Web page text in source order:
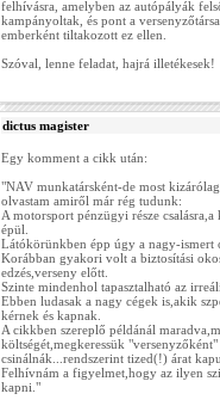
felhívásra, amelyben az autópályák
kampányoltak, és pont a
emberként tiltakozott ez ellen.
Szóval, lenne feladat, hajrá illetékesek!
dictus magister
Egy komment a cikk után:
"NAV munkatársként-de most
olvastam amiről már rég tudunk:
A motorsport pénzügyi része csalásra,a
épül.
Látókörünkben épp úgy a nagy-ismert
Korábban gyakori volt a biztosítási
edzés,verseny előtt.
Szinte mindenhol tapasztalható az
Ebben ludasak a nagy cégek is,akik
kérnek és kapnak.
A cikkben szereplő példánál
költségét,megkeressük
csinálnák...rendszerint tized(!) árat
Felhívnám a figyelmet,hogy az ilyen
kapni."